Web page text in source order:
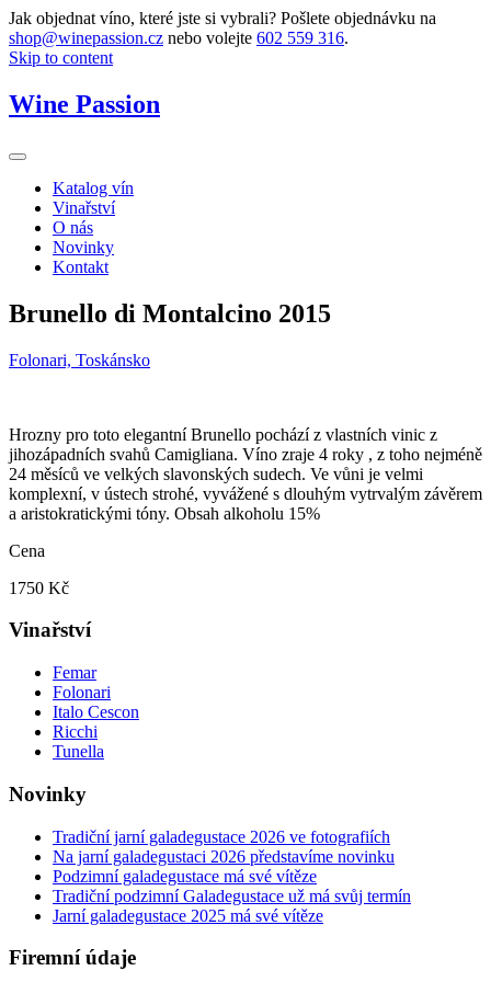
Jak objednat víno, které jste si vybrali? Pošlete objednávku na
shop@winepassion.cz nebo volejte 602 559 316.
Skip to content
Wine Passion
Katalog vín
Vinařství
O nás
Novinky
Kontakt
Brunello di Montalcino 2015
Folonari, Toskánsko
Hrozny pro toto elegantní Brunello pochází z vlastních vinic z
jihozápadních svahů Camigliana. Víno zraje 4 roky , z toho nejméně
24 měsíců ve velkých slavonských sudech. Ve vůni je velmi
komplexní, v ústech strohé, vyvážené s dlouhým vytrvalým závěrem
a aristokratickými tóny. Obsah alkoholu 15%
Cena
1750 Kč
Vinařství
Femar
Folonari
Italo Cescon
Ricchi
Tunella
Novinky
Tradiční jarní galadegustace 2026 ve fotografiích
Na jarní galadegustaci 2026 představíme novinku
Podzimní galadegustace má své vítěze
Tradiční podzimní Galadegustace už má svůj termín
Jarní galadegustace 2025 má své vítěze
Firemní údaje